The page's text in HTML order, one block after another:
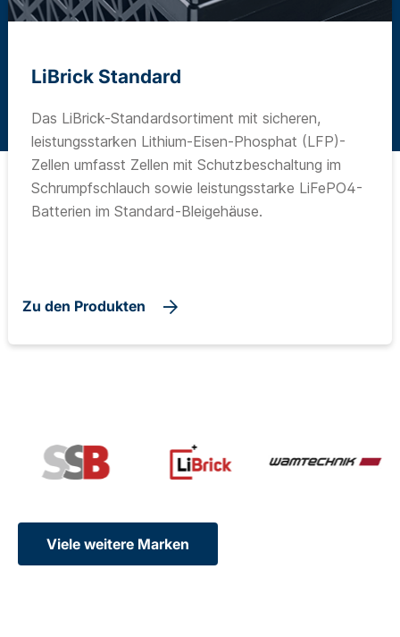
LiBrick Standard
Das LiBrick-Standardsortiment mit sicheren,
leistungsstarken Lithium-Eisen-Phosphat (LFP)-
Zellen umfasst Zellen mit Schutzbeschaltung im
Schrumpfschlauch sowie leistungsstarke LiFePO4-
Batterien im Standard-Bleigehäuse.
Zu den Produkten
Viele weitere Marken